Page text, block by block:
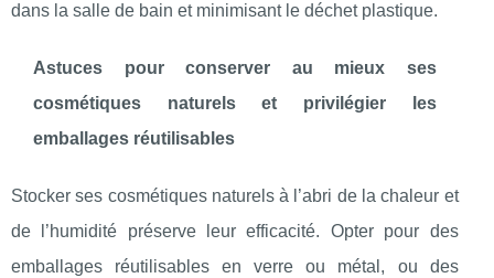
dans la salle de bain et minimisant le déchet plastique.
Astuces pour conserver au mieux ses
cosmétiques naturels et privilégier les
emballages réutilisables
Stocker ses cosmétiques naturels à l’abri de la chaleur et
de l’humidité préserve leur efficacité. Opter pour des
emballages réutilisables en verre ou métal, ou des